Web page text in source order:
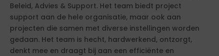
Beleid, Advies & Support. Het team biedt project
support aan de hele organisatie, maar ook aan
projecten die samen met diverse instellingen worden
gedaan. Het team is hecht, hardwerkend, ontzorgt,
denkt mee en draagt bij aan een efficiënte en